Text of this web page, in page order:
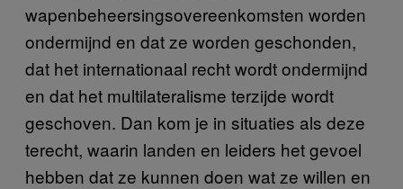
wapenbeheersingsovereenkomsten worden
ondermijnd en dat ze worden geschonden,
dat het internationaal recht wordt ondermijnd
en dat het multilateralisme terzijde wordt
geschoven. Dan kom je in situaties als deze
terecht, waarin landen en leiders het gevoel
hebben dat ze kunnen doen wat ze willen en